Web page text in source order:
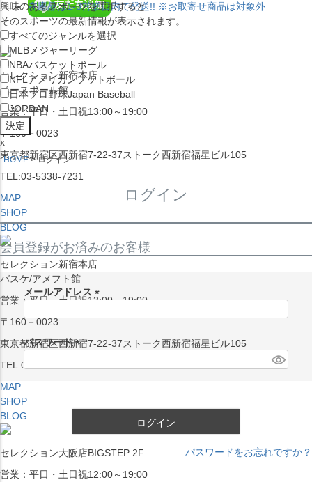
×
セレクション新宿本店
ベースボール館
営業：平日・土日祝13:00～19:00
〒160－0023
東京都新宿区西新宿7-22-37ストーク西新宿福星ビル105
TEL:03-5338-7231
MAP
SHOP
BLOG
セレクション新宿本店
バスケ/アメフト館
営業：平日・土日祝13:00～19:00
〒160－0023
東京都新宿区西新宿7-22-37ストーク西新宿福星ビル105
TEL:03-5338-7231
MAP
SHOP
BLOG
セレクション大阪店BIGSTEP 2F
営業：平日・土日祝12:00～19:00
在庫品は1-3営業日内で発送!! ※お取寄せ商品は対象外
興味のあるスポーツを選択すると
そのスポーツの最新情報が表示されます。
すべてのジャンルを選択
MLB メジャーリーグ
NBAバスケットボール
NFLアメリカンフットボール
日本プロ野球Japan Baseball
JORDAN
x
HOME ログイン
ログイン
会員登録がお済みのお客様
メールアドレス
須
)
パスワード
ログイン
パスワードをお忘れですか？